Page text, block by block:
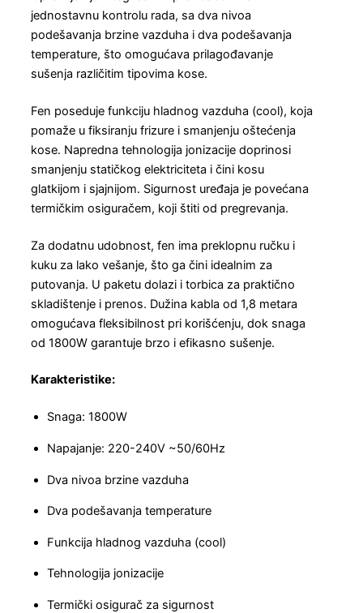
jednostavnu kontrolu rada, sa dva nivoa
podešavanja brzine vazduha i dva podešavanja
temperature, što omogućava prilagođavanje
sušenja različitim tipovima kose.
Fen poseduje funkciju hladnog vazduha (cool), koja
pomaže u fiksiranju frizure i smanjenju oštećenja
kose. Napredna tehnologija jonizacije doprinosi
smanjenju statičkog elektriciteta i čini kosu
glatkijom i sjajnijom. Sigurnost uređaja je povećana
termičkim osiguračem, koji štiti od pregrevanja.
Za dodatnu udobnost, fen ima preklopnu ručku i
kuku za lako vešanje, što ga čini idealnim za
putovanja. U paketu dolazi i torbica za praktično
skladištenje i prenos. Dužina kabla od 1,8 metara
omogućava fleksibilnost pri korišćenju, dok snaga
od 1800W garantuje brzo i efikasno sušenje.
Karakteristike:
Snaga: 1800W
Napajanje: 220-240V ~50/60Hz
Dva nivoa brzine vazduha
Dva podešavanja temperature
Funkcija hladnog vazduha (cool)
Tehnologija jonizacije
Termički osigurač za sigurnost